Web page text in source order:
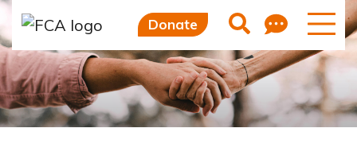
Skip to main content
Skip to sidebar options
Donate Search